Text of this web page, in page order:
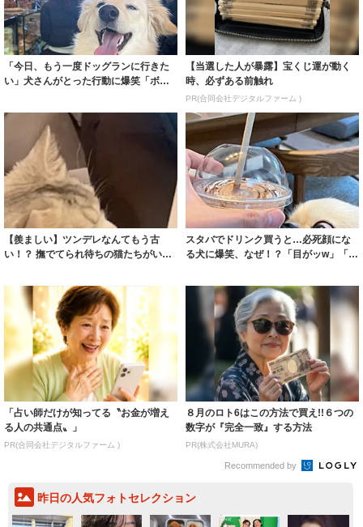
「今日、もう一度ドッグランに行きた
い」犬さんがとった行動に爆笑「ボ
【当選した人が暴露】宝くじ運が動く
時、必ずある前触れ
PR(合同会社デジタルファーム )
【羨ましい】ツンデレなんてもう古
い！？ 撫でてられ待ちの猫たちがいて
スタバでドリンク買うと…必死顔にな
る犬に爆笑、なぜ！？「目がッw」「妖
「占い師だけが知ってる〝お金が増え
る人の共通点〟」
PR(合同会社デジタルファーム )
８月のロト6はこの方法で買え!!６つの
数字が『完全一致』する方法
PR(株式会社MURA)
Recommended by
昨日の人気フォトセレクション